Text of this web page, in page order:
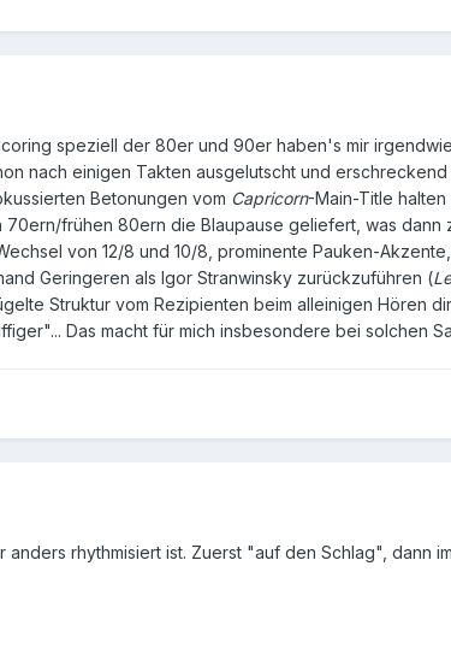
speziell der 80er und 90er haben's mir
nach einigen Takten ausgelutscht und
Betonungen vom Capricorn-Main-Title halten
frühen 80ern die Blaupause geliefert, was
von 12/8 und 10/8, prominente Pauken-
Geringeren als Igor Stranwinsky zurückzuführen (
Struktur vom Rezipienten beim alleinigen Hören
Das macht für mich insbesondere bei solchen
anders rhythmisiert ist. Zuerst "auf den Schlag", dann